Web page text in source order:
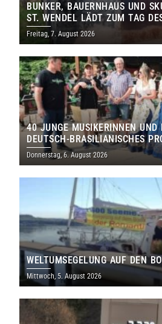
BUNKER, BAUERNHAUS UND
ST. WENDEL LÄDT ZUM TAG
DENKMALS EIN
Freitag, 7. August 2026
40 JUNGE MUSIKERINNEN UND
DEUTSCH-BRASILIANISCHES
THOLEY
Donnerstag, 6. August 2026
WELTUMSEGELUNG AUF DEN
Mittwoch, 5. August 2026